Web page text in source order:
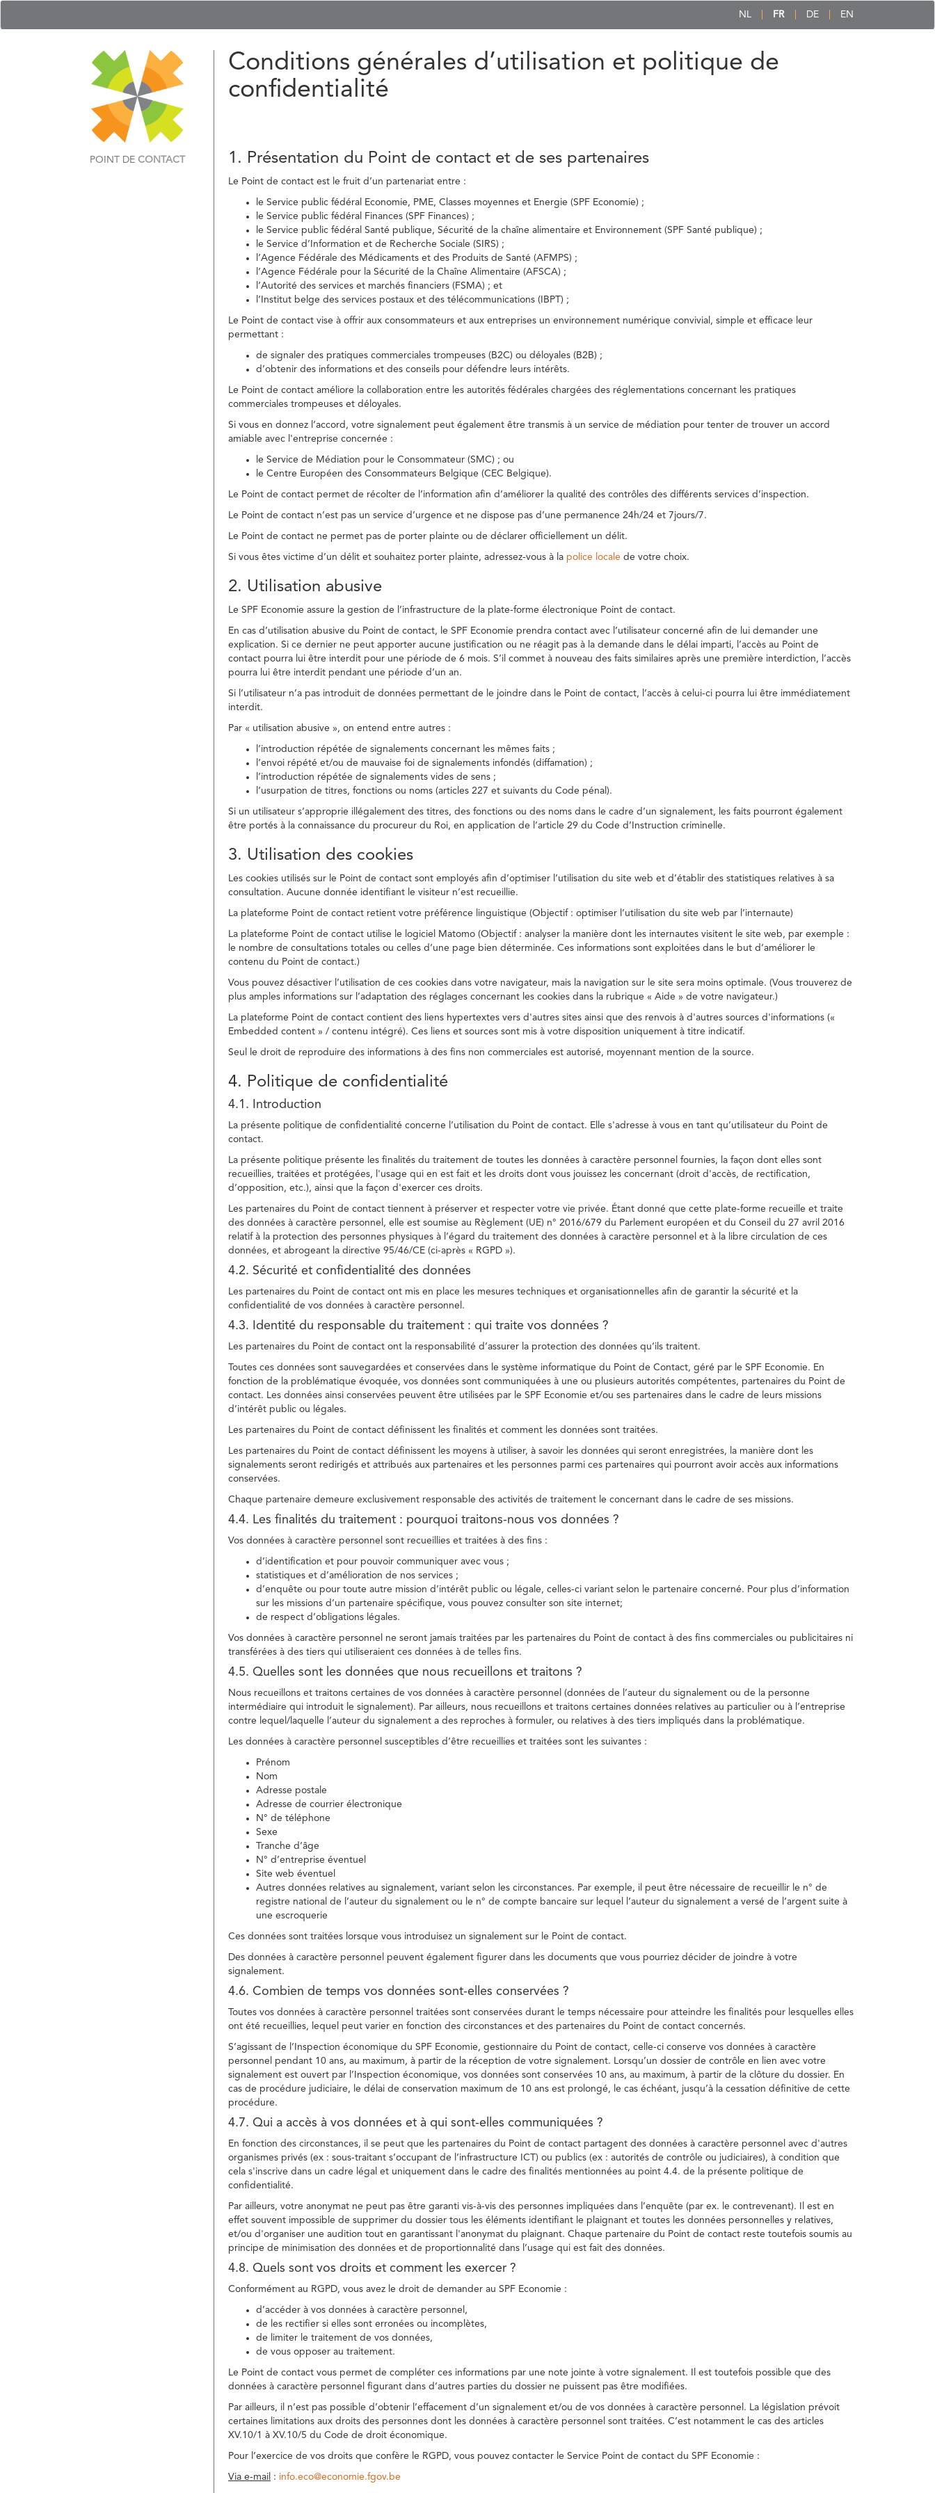
NL FR DE EN
POINT DE CONTACT
Conditions générales d’utilisation et politique de
confidentialité
1. Présentation du Point de contact et de ses partenaires
Le Point de contact est le fruit d’un partenariat entre :
le Service public fédéral Economie, PME, Classes moyennes et Energie (SPF Economie) ;
le Service public fédéral Finances (SPF Finances) ;
le Service public fédéral Santé publique, Sécurité de la chaîne alimentaire et Environnement (SPF Santé publique) ;
le Service d’Information et de Recherche Sociale (SIRS) ;
l’Agence Fédérale des Médicaments et des Produits de Santé (AFMPS) ;
l’Agence Fédérale pour la Sécurité de la Chaîne Alimentaire (AFSCA) ;
l’Autorité des services et marchés financiers (FSMA) ; et
l’Institut belge des services postaux et des télécommunications (IBPT) ;
Le Point de contact vise à offrir aux consommateurs et aux entreprises un environnement numérique convivial, simple et efficace leur
permettant :
de signaler des pratiques commerciales trompeuses (B2C) ou déloyales (B2B) ;
d’obtenir des informations et des conseils pour défendre leurs intérêts.
Le Point de contact améliore la collaboration entre les autorités fédérales chargées des réglementations concernant les pratiques
commerciales trompeuses et déloyales.
Si vous en donnez l’accord, votre signalement peut également être transmis à un service de médiation pour tenter de trouver un accord
amiable avec l'entreprise concernée :
le Service de Médiation pour le Consommateur (SMC) ; ou
le Centre Européen des Consommateurs Belgique (CEC Belgique).
Le Point de contact permet de récolter de l’information afin d’améliorer la qualité des contrôles des différents services d’inspection.
Le Point de contact n’est pas un service d’urgence et ne dispose pas d’une permanence 24h/24 et 7jours/7.
Le Point de contact ne permet pas de porter plainte ou de déclarer officiellement un délit.
Si vous êtes victime d’un délit et souhaitez porter plainte, adressez-vous à la police locale de votre choix.
2. Utilisation abusive
Le SPF Economie assure la gestion de l’infrastructure de la plate-forme électronique Point de contact.
En cas d’utilisation abusive du Point de contact, le SPF Economie prendra contact avec l’utilisateur concerné afin de lui demander une
explication. Si ce dernier ne peut apporter aucune justification ou ne réagit pas à la demande dans le délai imparti, l’accès au Point de
contact pourra lui être interdit pour une période de 6 mois. S’il commet à nouveau des faits similaires après une première interdiction, l’accès
pourra lui être interdit pendant une période d’un an.
Si l’utilisateur n’a pas introduit de données permettant de le joindre dans le Point de contact, l’accès à celui-ci pourra lui être immédiatement
interdit.
Par « utilisation abusive », on entend entre autres :
l’introduction répétée de signalements concernant les mêmes faits ;
l’envoi répété et/ou de mauvaise foi de signalements infondés (diffamation) ;
l’introduction répétée de signalements vides de sens ;
l’usurpation de titres, fonctions ou noms (articles 227 et suivants du Code pénal).
Si un utilisateur s’approprie illégalement des titres, des fonctions ou des noms dans le cadre d’un signalement, les faits pourront également
être portés à la connaissance du procureur du Roi, en application de l’article 29 du Code d’Instruction criminelle.
3. Utilisation des cookies
Les cookies utilisés sur le Point de contact sont employés afin d’optimiser l’utilisation du site web et d’établir des statistiques relatives à sa
consultation. Aucune donnée identifiant le visiteur n’est recueillie.
La plateforme Point de contact retient votre préférence linguistique (Objectif : optimiser l’utilisation du site web par l’internaute)
La plateforme Point de contact utilise le logiciel Matomo (Objectif : analyser la manière dont les internautes visitent le site web, par exemple :
le nombre de consultations totales ou celles d’une page bien déterminée. Ces informations sont exploitées dans le but d’améliorer le
contenu du Point de contact.)
Vous pouvez désactiver l’utilisation de ces cookies dans votre navigateur, mais la navigation sur le site sera moins optimale. (Vous trouverez de
plus amples informations sur l’adaptation des réglages concernant les cookies dans la rubrique « Aide » de votre navigateur.)
La plateforme Point de contact contient des liens hypertextes vers d'autres sites ainsi que des renvois à d'autres sources d'informations («
Embedded content » / contenu intégré). Ces liens et sources sont mis à votre disposition uniquement à titre indicatif.
Seul le droit de reproduire des informations à des fins non commerciales est autorisé, moyennant mention de la source.
4. Politique de confidentialité
4.1. Introduction
La présente politique de confidentialité concerne l’utilisation du Point de contact. Elle s'adresse à vous en tant qu’utilisateur du Point de
contact.
La présente politique présente les finalités du traitement de toutes les données à caractère personnel fournies, la façon dont elles sont
recueillies, traitées et protégées, l'usage qui en est fait et les droits dont vous jouissez les concernant (droit d'accès, de rectification,
d’opposition, etc.), ainsi que la façon d'exercer ces droits.
Les partenaires du Point de contact tiennent à préserver et respecter votre vie privée. Étant donné que cette plate-forme recueille et traite
des données à caractère personnel, elle est soumise au Règlement (UE) n° 2016/679 du Parlement européen et du Conseil du 27 avril 2016
relatif à la protection des personnes physiques à l’égard du traitement des données à caractère personnel et à la libre circulation de ces
données, et abrogeant la directive 95/46/CE (ci-après « RGPD »).
4.2. Sécurité et confidentialité des données
Les partenaires du Point de contact ont mis en place les mesures techniques et organisationnelles afin de garantir la sécurité et la
confidentialité de vos données à caractère personnel.
4.3. Identité du responsable du traitement : qui traite vos données ?
Les partenaires du Point de contact ont la responsabilité d’assurer la protection des données qu’ils traitent.
Toutes ces données sont sauvegardées et conservées dans le système informatique du Point de Contact, géré par le SPF Economie. En
fonction de la problématique évoquée, vos données sont communiquées à une ou plusieurs autorités compétentes, partenaires du Point de
contact. Les données ainsi conservées peuvent être utilisées par le SPF Economie et/ou ses partenaires dans le cadre de leurs missions
d’intérêt public ou légales.
Les partenaires du Point de contact définissent les finalités et comment les données sont traitées.
Les partenaires du Point de contact définissent les moyens à utiliser, à savoir les données qui seront enregistrées, la manière dont les
signalements seront redirigés et attribués aux partenaires et les personnes parmi ces partenaires qui pourront avoir accès aux informations
conservées.
Chaque partenaire demeure exclusivement responsable des activités de traitement le concernant dans le cadre de ses missions.
4.4. Les finalités du traitement : pourquoi traitons-nous vos données ?
Vos données à caractère personnel sont recueillies et traitées à des fins :
d’identification et pour pouvoir communiquer avec vous ;
statistiques et d’amélioration de nos services ;
d’enquête ou pour toute autre mission d’intérêt public ou légale, celles-ci variant selon le partenaire concerné. Pour plus d’information
sur les missions d’un partenaire spécifique, vous pouvez consulter son site internet;
de respect d’obligations légales.
Vos données à caractère personnel ne seront jamais traitées par les partenaires du Point de contact à des fins commerciales ou publicitaires ni
transférées à des tiers qui utiliseraient ces données à de telles fins.
4.5. Quelles sont les données que nous recueillons et traitons ?
Nous recueillons et traitons certaines de vos données à caractère personnel (données de l’auteur du signalement ou de la personne
intermédiaire qui introduit le signalement). Par ailleurs, nous recueillons et traitons certaines données relatives au particulier ou à l’entreprise
contre lequel/laquelle l’auteur du signalement a des reproches à formuler, ou relatives à des tiers impliqués dans la problématique.
Les données à caractère personnel susceptibles d’être recueillies et traitées sont les suivantes :
Prénom
Nom
Adresse postale
Adresse de courrier électronique
N° de téléphone
Sexe
Tranche d’âge
N° d’entreprise éventuel
Site web éventuel
Autres données relatives au signalement, variant selon les circonstances. Par exemple, il peut être nécessaire de recueillir le n° de
registre national de l’auteur du signalement ou le n° de compte bancaire sur lequel l’auteur du signalement a versé de l’argent suite à
une escroquerie
Ces données sont traitées lorsque vous introduisez un signalement sur le Point de contact.
Des données à caractère personnel peuvent également figurer dans les documents que vous pourriez décider de joindre à votre
signalement.
4.6. Combien de temps vos données sont-elles conservées ?
Toutes vos données à caractère personnel traitées sont conservées durant le temps nécessaire pour atteindre les finalités pour lesquelles elles
ont été recueillies, lequel peut varier en fonction des circonstances et des partenaires du Point de contact concernés.
S’agissant de l’Inspection économique du SPF Economie, gestionnaire du Point de contact, celle-ci conserve vos données à caractère
personnel pendant 10 ans, au maximum, à partir de la réception de votre signalement. Lorsqu’un dossier de contrôle en lien avec votre
signalement est ouvert par l’Inspection économique, vos données sont conservées 10 ans, au maximum, à partir de la clôture du dossier. En
cas de procédure judiciaire, le délai de conservation maximum de 10 ans est prolongé, le cas échéant, jusqu’à la cessation définitive de cette
procédure.
4.7. Qui a accès à vos données et à qui sont-elles communiquées ?
En fonction des circonstances, il se peut que les partenaires du Point de contact partagent des données à caractère personnel avec d'autres
organismes privés (ex : sous-traitant s’occupant de l’infrastructure ICT) ou publics (ex : autorités de contrôle ou judiciaires), à condition que
cela s'inscrive dans un cadre légal et uniquement dans le cadre des finalités mentionnées au point 4.4. de la présente politique de
confidentialité.
Par ailleurs, votre anonymat ne peut pas être garanti vis-à-vis des personnes impliquées dans l’enquête (par ex. le contrevenant). Il est en
effet souvent impossible de supprimer du dossier tous les éléments identifiant le plaignant et toutes les données personnelles y relatives,
et/ou d'organiser une audition tout en garantissant l'anonymat du plaignant. Chaque partenaire du Point de contact reste toutefois soumis au
principe de minimisation des données et de proportionnalité dans l’usage qui est fait des données.
4.8. Quels sont vos droits et comment les exercer ?
Conformément au RGPD, vous avez le droit de demander au SPF Economie :
d’accéder à vos données à caractère personnel,
de les rectifier si elles sont erronées ou incomplètes,
de limiter le traitement de vos données,
de vous opposer au traitement.
Le Point de contact vous permet de compléter ces informations par une note jointe à votre signalement. Il est toutefois possible que des
données à caractère personnel figurant dans d’autres parties du dossier ne puissent pas être modifiées.
Par ailleurs, il n’est pas possible d’obtenir l’effacement d’un signalement et/ou de vos données à caractère personnel. La législation prévoit
certaines limitations aux droits des personnes dont les données à caractère personnel sont traitées. C’est notamment le cas des articles
XV.10/1 à XV.10/5 du Code de droit économique.
Pour l’exercice de vos droits que confère le RGPD, vous pouvez contacter le Service Point de contact du SPF Economie :
Via e-mail : info.eco@economie.fgov.be